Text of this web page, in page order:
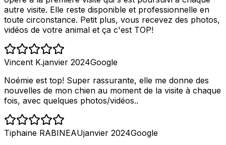
autre visite. Elle reste disponible et professionnelle en
toute circonstance. Petit plus, vous recevez des photos,
vidéos de votre animal et ça c'est TOP!
Vincent K.janvier 2024Google
Noémie est top! Super rassurante, elle me donne des
nouvelles de mon chien au moment de la visite à chaque
fois, avec quelques photos/vidéos..
Tiphaine RABINEAUjanvier 2024Google